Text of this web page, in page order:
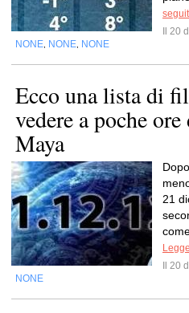
Il 20
NONE NONE NONE
Ecco una lista di
vedere a poche
Maya
21
Il 20
NONE